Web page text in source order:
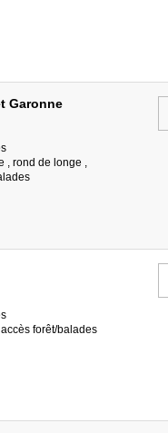
Garonne
rond de longe ,
forêt/balades